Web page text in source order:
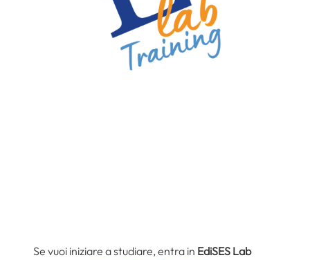
Se vuoi iniziare a studiare, entra in EdiSES Lab